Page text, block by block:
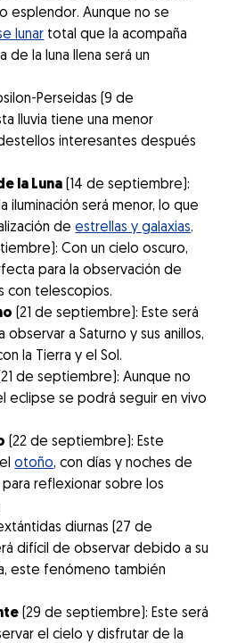
esplendor. Aunque no se
lunar total que la acompaña
la luna llena será un
Perseidas (9 de
lluvia tiene una menor
interesantes después
la Luna (14 de septiembre):
iluminación será menor, lo que
deestrellas y galaxias.
Con un cielo oscuro,
para la observación de
con telescopios.
(21 de septiembre): Este será
a Saturno y sus anillos,
la Tierra y el Sol.
(21 de septiembre): Aunque no
eclipse se podrá seguir en vivo
(22 de septiembre): Este
otoño, con días y noches de
reflexionar sobre los
diurnas (27 de
difícil de observar debido a su
este fenómeno también
(29 de septiembre): Este será
el cielo y disfrutar de la